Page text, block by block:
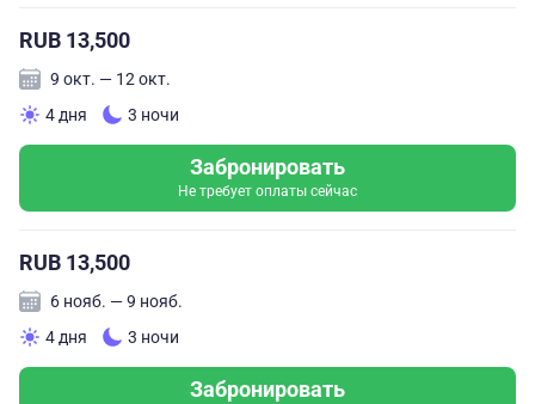
RUB 13,500
9 окт. — 12 окт.
4 дня
3 ночи
Забронировать
Не требует оплаты сейчас
RUB 13,500
6 нояб. — 9 нояб.
4 дня
3 ночи
Забронировать